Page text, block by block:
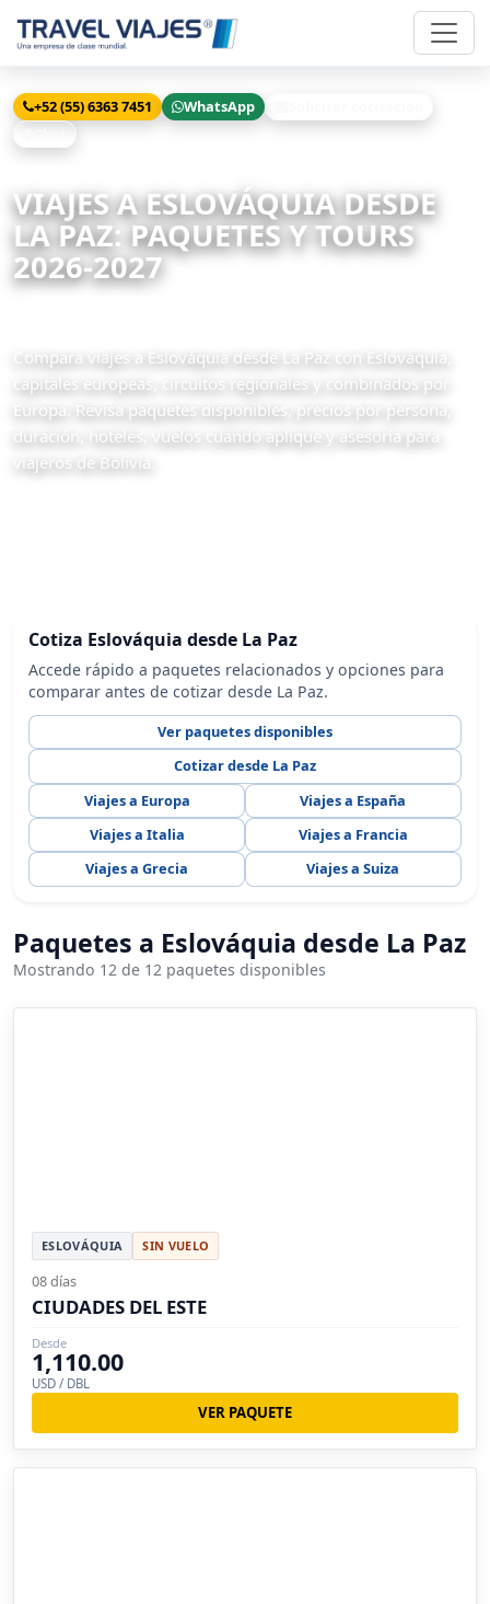
+52 (55) 6363 7451 WhatsApp
VIAJES A ESLOVÁQUIA DESDE
LA PAZ: PAQUETES Y TOURS
2026-2027
Compara viajes a Eslováquia desde La Paz con Eslováquia,
capitales europeas, circuitos regionales y combinados por
Europa. Revisa paquetes disponibles, precios por persona,
duración, hoteles, vuelos cuando aplique y asesoría para
viajeros de Bolivia.
Cotiza Eslováquia desde La Paz
Accede rápido a paquetes relacionados y opciones para
comparar antes de cotizar desde La Paz.
Ver paquetes disponibles
Cotizar desde La Paz
Viajes a Europa
Viajes a España
Viajes a Italia
Viajes a Francia
Viajes a Grecia
Viajes a Suiza
Paquetes a Eslováquia desde La Paz
Mostrando 12 de 12 paquetes disponibles
ESLOVÁQUIA SIN VUELO
08 días
CIUDADES DEL ESTE
Desde
1,110.00
USD / DBL
VER PAQUETE